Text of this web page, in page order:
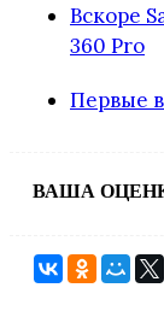
Вскоре
360 Pro
Первые
ВАША